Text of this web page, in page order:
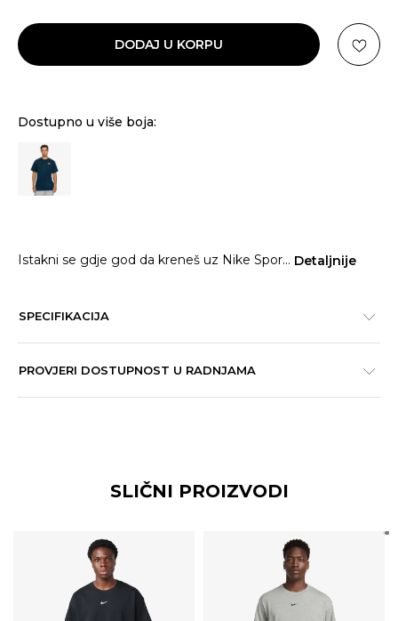
DODAJ U KORPU
Dostupno u više boja:
Istakni se gdje god da kreneš uz Nike Spor... Detaljnije
SPECIFIKACIJA
PROVJERI DOSTUPNOST U RADNJAMA
SLIČNI PROIZVODI